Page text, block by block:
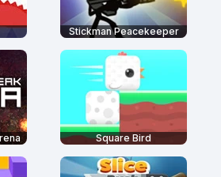
Stickman Peacekeeper
Square Bird